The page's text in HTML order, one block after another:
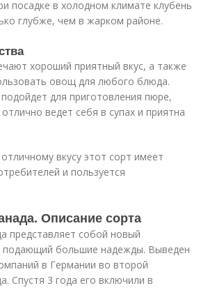
посадке в холодном климате клубень
глубже, чем в жарком районе.
хороший приятный вкус, а также
овощ для любого блюда.
для приготовления пюре,
ведет себя в супах и приятна
вкусу этот сорт имеет
и пользуется
Описание сорта
представляет собой новый
подающий большие надежды. Выведен
в Германии во второй
Спустя 3 года его включили в